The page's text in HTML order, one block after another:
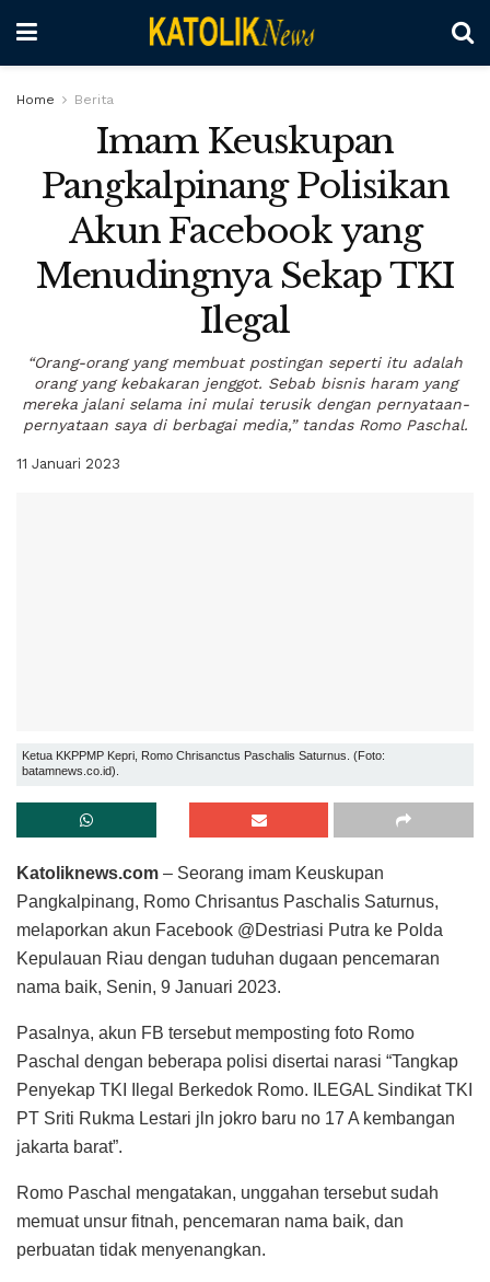
Home Berita
Imam Keuskupan
Pangkalpinang Polisikan
Akun Facebook yang
Menudingnya Sekap TKI
Ilegal
“Orang-orang yang membuat postingan seperti itu adalah
orang yang kebakaran jenggot. Sebab bisnis haram yang
mereka jalani selama ini mulai terusik dengan pernyataan-
pernyataan saya di berbagai media,” tandas Romo Paschal.
11 Januari 2023
Ketua KKPPMP Kepri, Romo Chrisanctus Paschalis Saturnus. (Foto:
batamnews.co.id).
Katoliknews.com – Seorang imam Keuskupan
Pangkalpinang, Romo Chrisantus Paschalis Saturnus,
melaporkan akun Facebook @Destriasi Putra ke Polda
Kepulauan Riau dengan tuduhan dugaan pencemaran
nama baik, Senin, 9 Januari 2023.
Pasalnya, akun FB tersebut memposting foto Romo
Paschal dengan beberapa polisi disertai narasi “Tangkap
Penyekap TKI Ilegal Berkedok Romo. ILEGAL Sindikat TKI
PT Sriti Rukma Lestari jln jokro baru no 17 A kembangan
jakarta barat”.
Romo Paschal mengatakan, unggahan tersebut sudah
memuat unsur fitnah, pencemaran nama baik, dan
perbuatan tidak menyenangkan.